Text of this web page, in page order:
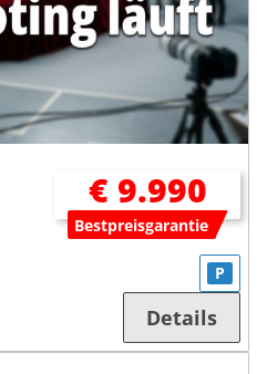
€ 9.990
Bestpreisgarantie
P
Details